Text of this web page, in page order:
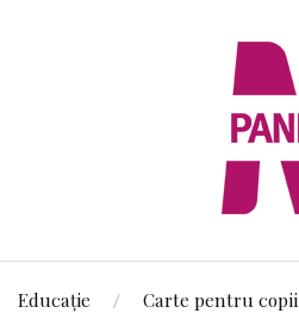
Educație Carte pentru copii